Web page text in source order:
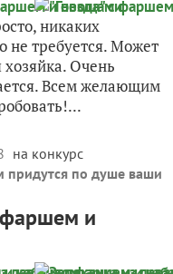
никаких
не требуется. Может
Очень
Всем желающим
на конкурс
придутся по душе ваши
фаршем и